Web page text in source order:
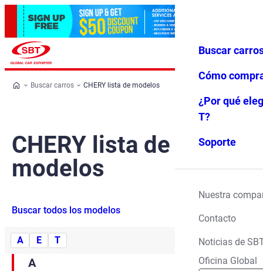
Favoritos Menú
Buscar
Cómo
¿Por qué
T?
Soporte
Nuestra
Contacto
Noticias de
Oficina Global
Buscar carros CHERY lista de modelos
CHERY lista de
modelos
Buscar todos los modelos
A E T
A